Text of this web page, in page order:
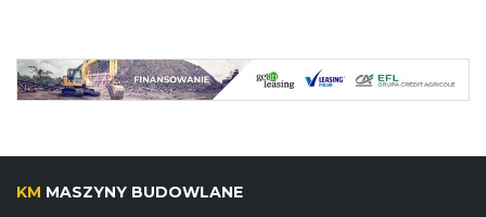
KM MASZYNY BUDOWLANE